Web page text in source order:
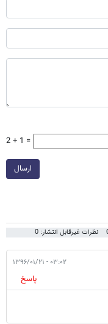
2 + 1 =
ارسال
نظرات غیرقابل انتشار: 0
۰۳:۰۲ - ۱۳۹۶/۰۱/۲۱
پاسخ